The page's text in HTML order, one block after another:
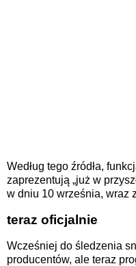
Według tego źródła,
zaprezentują „już w
w dniu 10 września, wraz
teraz oficjalnie
Wcześniej do śledzenia
producentów, ale teraz